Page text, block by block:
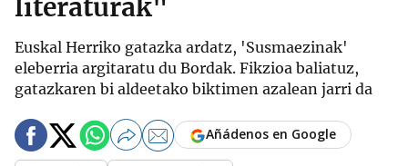
literaturak"
Euskal Herriko gatazka ardatz, 'Susmaezinak'
eleberria argitaratu du Bordak. Fikzioa baliatuz,
gatazkaren bi aldeetako biktimen azalean jarri da
Añádenos en Google